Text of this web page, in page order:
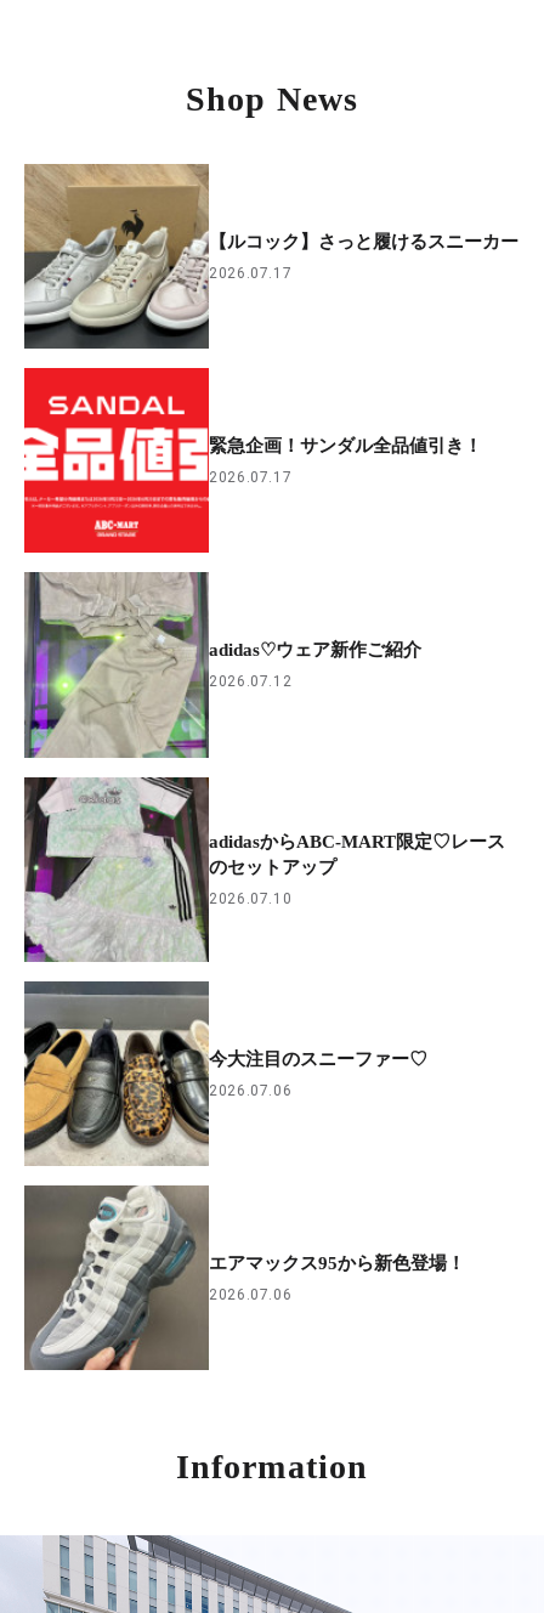
Shop News
【ルコック】さっと履けるスニーカー
2026.07.17
緊急企画！サンダル全品値引き！
2026.07.17
adidas♡ウェア新作ご紹介
2026.07.12
adidasからABC-MART限定♡レース
のセットアップ
2026.07.10
今大注目のスニーファー♡
2026.07.06
エアマックス95から新色登場！
2026.07.06
Information